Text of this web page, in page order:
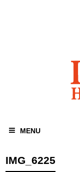
MENU
IMG_6225